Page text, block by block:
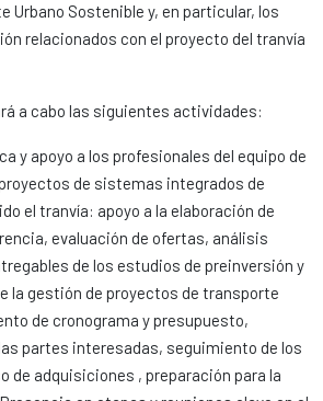
Urbano Sostenible y, en particular, los
relacionados con el proyecto del tranvía
a cabo las siguientes actividades:
y apoyo a los profesionales del equipo de
de sistemas integrados de
el tranvía: apoyo a la elaboración de
evaluación de ofertas, análisis
de los estudios de preinversión y
la gestión de proyectos de transporte
de cronograma y presupuesto,
partes interesadas, seguimiento de los
de adquisiciones , preparación para la